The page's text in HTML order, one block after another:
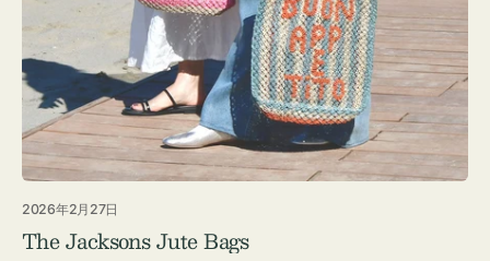
2026年2月27日
The Jacksons Jute Bags